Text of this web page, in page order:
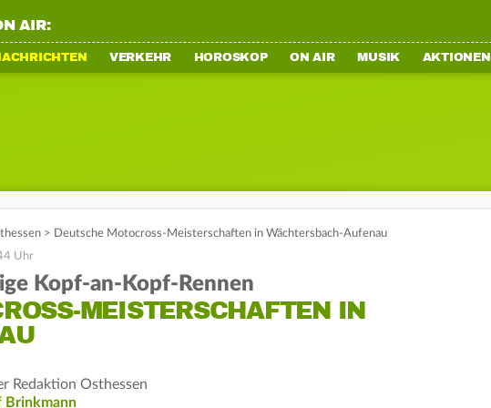
AIR:
VERKEHR HOROSKOP ON AIR MUSIK AKTIONEN
> Deutsche Motocross-Meisterschaften in Wächtersbach-Aufenau
Uhr
Kopf-an-Kopf-Rennen
MEISTERSCHAFTEN IN
Redaktion Osthessen
Brinkmann